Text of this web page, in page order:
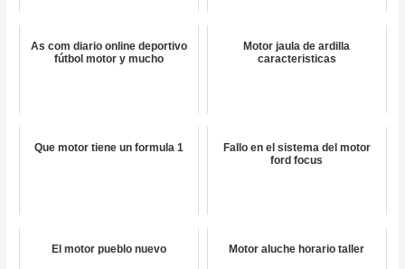
As com diario online deportivo
fútbol motor y mucho
Motor jaula de ardilla
caracteristicas
Que motor tiene un formula 1
Fallo en el sistema del motor
ford focus
El motor pueblo nuevo Motor aluche horario taller